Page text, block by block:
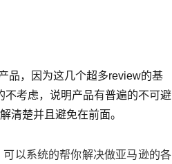
品，因为这几个超多review的基
考虑，说明产品有普遍的不可避
清楚并且避免在前面。
以系统的帮你解决做亚马逊的各